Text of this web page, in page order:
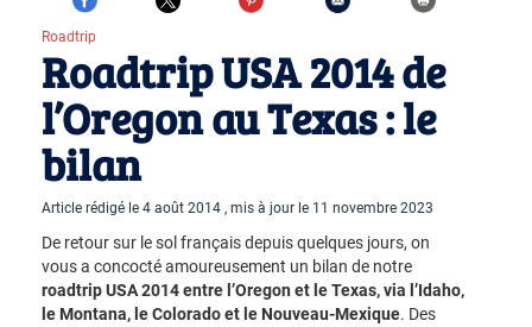
Roadtrip
Roadtrip USA 2014 de
l’Oregon au Texas : le
bilan
Article rédigé le 4 août 2014 , mis à jour le 11 novembre 2023
De retour sur le sol français depuis quelques jours, on
vous a concocté amoureusement un bilan de notre
roadtrip USA 2014 entre l’Oregon et le Texas, via l’Idaho,
le Montana, le Colorado et le Nouveau-Mexique. Des